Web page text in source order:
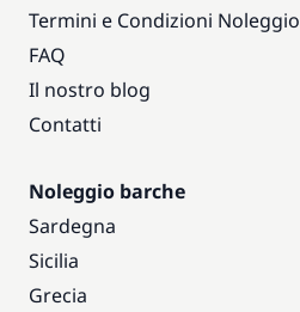
Termini e Condizioni Noleggio
FAQ
Il nostro blog
Contatti
Noleggio barche
Sardegna
Sicilia
Grecia